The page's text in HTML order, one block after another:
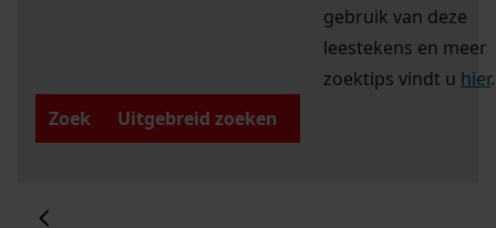
gebruik van deze
leestekens en meer
zoektips vindt u hier.
Zoek
Uitgebreid zoeken